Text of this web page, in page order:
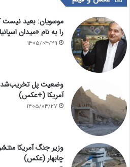
موسویان: بعید نیست
را به نام «میدان
1405/04/29
وضعیت پل تخریب‌شده
آمریکا (+عکس)
1405/04/27
وزیر جنگ آمریکا
چابهار (عکس)